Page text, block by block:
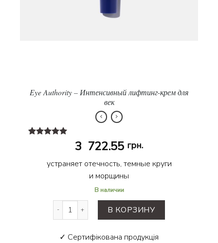
Eye Authority – Интенсивный лифтинг-крем для
век
опроса
3 722.55 грн.
устраняет отечность, темные круги
и морщины
В наличии
Количество товара Eye Authority – Интенсивный
В КОРЗИНУ
✓ Сертифікована продукція